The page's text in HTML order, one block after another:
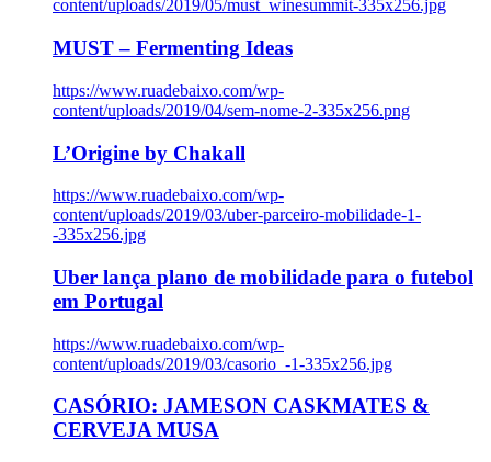
content/uploads/2019/05/must_winesummit-335x256.jpg
MUST – Fermenting Ideas
https://www.ruadebaixo.com/wp-
content/uploads/2019/04/sem-nome-2-335x256.png
L’Origine by Chakall
https://www.ruadebaixo.com/wp-
content/uploads/2019/03/uber-parceiro-mobilidade-1-
-335x256.jpg
Uber lança plano de mobilidade para o futebol
em Portugal
https://www.ruadebaixo.com/wp-
content/uploads/2019/03/casorio_-1-335x256.jpg
CASÓRIO: JAMESON CASKMATES &
CERVEJA MUSA